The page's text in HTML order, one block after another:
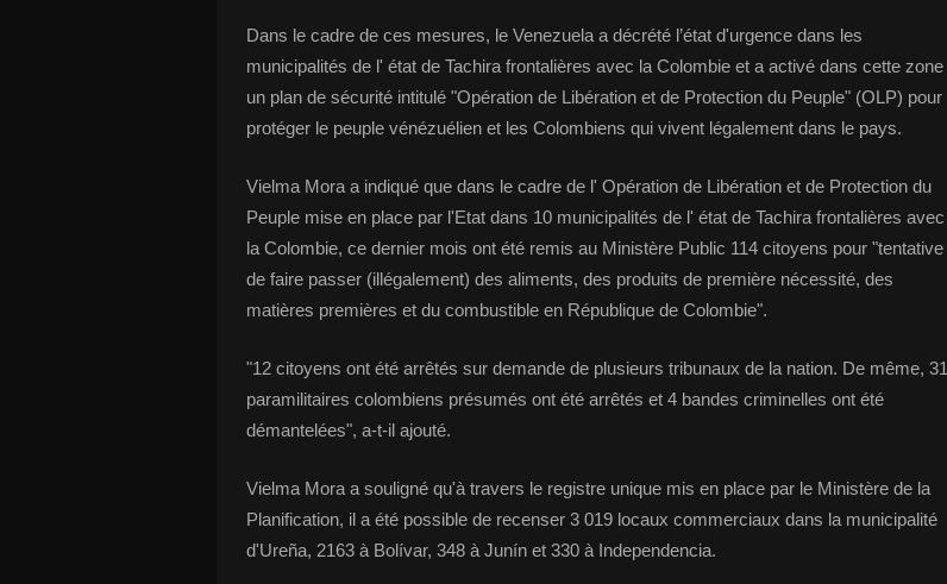
Dans le cadre de ces mesures, le Venezuela a décrété l’état d'urgence dans les
municipalités de l' état de Tachira frontalières avec la Colombie et a activé dans cette zone
un plan de sécurité intitulé "Opération de Libération et de Protection du Peuple" (OLP) pour
protéger le peuple vénézuélien et les Colombiens qui vivent légalement dans le pays.
Vielma Mora a indiqué que dans le cadre de l' Opération de Libération et de Protection du
Peuple mise en place par l'Etat dans 10 municipalités de l' état de Tachira frontalières avec
la Colombie, ce dernier mois ont été remis au Ministère Public 114 citoyens pour "tentative
de faire passer (illégalement) des aliments, des produits de première nécessité, des
matières premières et du combustible en République de Colombie".
"12 citoyens ont été arrêtés sur demande de plusieurs tribunaux de la nation. De même, 31
paramilitaires colombiens présumés ont été arrêtés et 4 bandes criminelles ont été
démantelées", a-t-il ajouté.
Vielma Mora a souligné qu'à travers le registre unique mis en place par le Ministère de la
Planification, il a été possible de recenser 3 019 locaux commerciaux dans la municipalité
d'Ureña, 2163 à Bolívar, 348 à Junín et 330 à Independencia.